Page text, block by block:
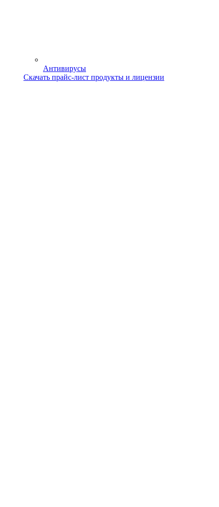
Антивирусы
Скачать прайс-лист продукты и лицензии